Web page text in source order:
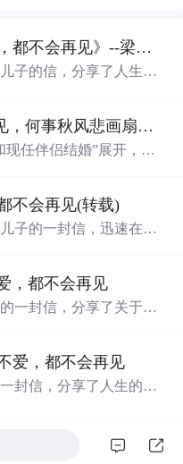
不会再见》--梁继璋
子的信，分享了人生的
纳兰性德 | 人生若只如初见，何事秋风悲画扇。等闲变却故人心，却道故人心易变
现任伴侣结婚”展开，采
事、放弃完美幻想
不会再见(转载)
子的一封信，迅速在网
。
，都不会再见
一封信，分享了关于人
爱，都不会再见
封信，分享了人生的智